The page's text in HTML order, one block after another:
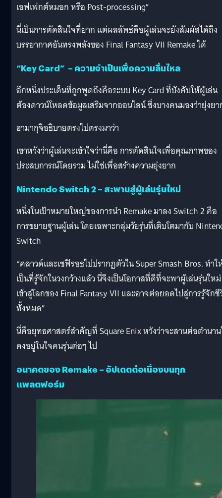
เอฟเฟกต์หมอก หรือ Post-processing”
นี่เป็นการตัดสินใจที่ยาก แต่ผลลัพธ์คือผู้เล่นจะยังสัมผัสได้ถึง
บรรยากาศอันทรงพลังของ Final Fantasy VII Remake ได้
“Key Card” – ความจำเป็นเพื่อความลื่นไหล
อีกหนึ่งประเด็นที่ถูกพูดถึงคือระบบ Key Card ที่บังคับให้ผู้เล่น
ต้องดาวน์โหลดข้อมูลเสริมจากออนไลน์ ซึ่งบางคนมองว่ายุ่งย
ฮามากุจิอธิบายตรงไปตรงมาว่า
เขาหวังว่าผู้เล่นจะเข้าใจว่านี่คือ การตัดสินใจเพื่อคุณภาพของ
ประสบการณ์โดยรวม ไม่ใช่เพื่อสร้างความยุ่งยาก
Nintendo Switch 2 – สะพานสู่ผู้เล่นรุ่นใหม่
หนึ่งในเป้าหมายใหญ่ของการนำ Remake มาลง Switch 2 คือ
การขยายฐานผู้เล่น โดยเฉพาะกลุ่มวัยรุ่นที่เติบโตมากับ
Switch
“คลาวด์และเซฟิรอธไปปรากฏตัวใน Super Smash Bros. ทำใ
เป็นที่รู้จักในวงกว้างแล้ว นี่จึงเป็นโอกาสที่ดีที่จะพาผู้เล่นรุ่นใหม่
เข้าสู่โลกของ Final Fantasy VII และอาจต่อยอดไปสู่การรู้จัก
ทั้งหมด”
นี่คือยุทธศาสตร์สำคัญที่ Square Enix หวังว่าจะสานต่อตำนา
คงอยู่ในใจคนรุ่นต่อๆ ไป
อนาคตของ Remake – อัปเดตต่อเนื่องบนทุก
แพลตฟอร์ม